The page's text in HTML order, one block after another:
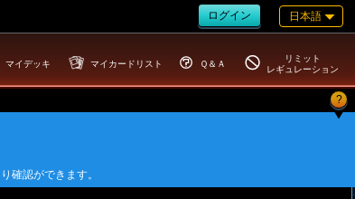
ログイン 日本語
マイデッキ マイカードリスト Ｑ＆Ａ
リミット
レギュレーション
?
り確認ができます。